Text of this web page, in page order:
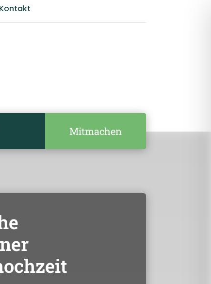
Kontakt
Mitmachen